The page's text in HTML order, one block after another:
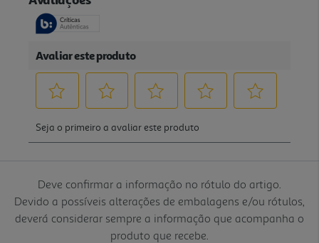
Deve confirmar a informação no rótulo do artigo.
Devido a possíveis alterações de embalagens e/ou rótulos,
deverá considerar sempre a informação que acompanha o
produto que recebe.